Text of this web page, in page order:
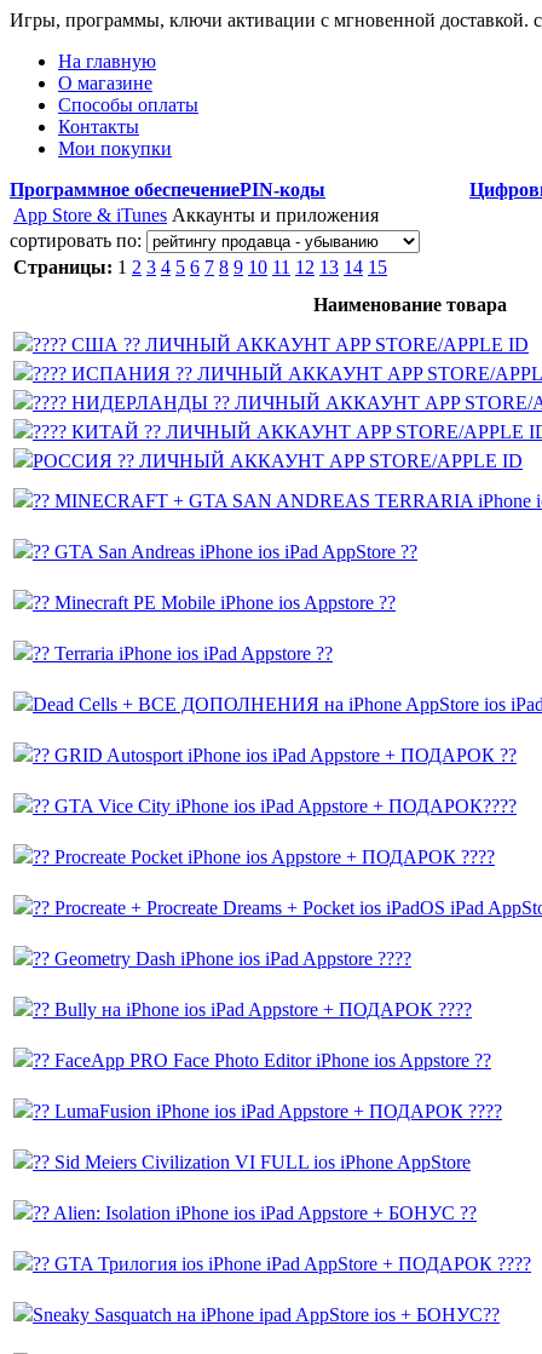
Игры, программы, ключи активации с мгновенной доставкой.
На главную
О магазине
Способы оплаты
Контакты
Мои покупки
Программное обеспечениеPIN-коды
App Store & iTunes Аккаунты и приложения
сортировать по:
Страницы: 1 2 3 4 5 6 7 8 9 10 11 12 13 14 15
Наименование товара
???? США ?? ЛИЧНЫЙ АККАУНТ APP STORE/APPLE ID
???? ИСПАНИЯ ?? ЛИЧНЫЙ АККАУНТ APP STORE/
???? НИДЕРЛАНДЫ ?? ЛИЧНЫЙ АККАУНТ APP STORE/
???? КИТАЙ ?? ЛИЧНЫЙ АККАУНТ APP STORE/APPLE
РОССИЯ ?? ЛИЧНЫЙ АККАУНТ APP STORE/APPLE ID
?? MINECRAFT + GTA SAN ANDREAS TERRARIA iPhone
?? GTA San Andreas iPhone ios iPad AppStore ??
?? Minecraft PE Mobile iPhone ios Appstore ??
?? Terraria iPhone ios iPad Appstore ??
Dead Cells + ВСЕ ДОПОЛНЕНИЯ на iPhone AppStore ios
?? GRID Autosport iPhone ios iPad Appstore + ПОДАРОК ??
?? GTA Vice City iPhone ios iPad Appstore + ПОДАРОК????
?? Procreate Pocket iPhone ios Appstore + ПОДАРОК ????
?? Procreate + Procreate Dreams + Pocket ios iPadOS iPad
?? Geometry Dash iPhone ios iPad Appstore ????
?? Bully на iPhone ios iPad Appstore + ПОДАРОК ????
?? FaceApp PRO Face Photo Editor iPhone ios Appstore ??
?? LumaFusion iPhone ios iPad Appstore + ПОДАРОК ????
?? Sid Meiers Civilization VI FULL ios iPhone AppStore
?? Alien: Isolation iPhone ios iPad Appstore + БОНУС ??
?? GTA Трилогия ios iPhone iPad AppStore + ПОДАРОК ????
Sneaky Sasquatch на iPhone ipad AppStore ios + БОНУС??